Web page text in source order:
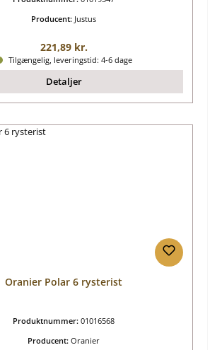
Producent: Justus
Almindelig pris:
221,89 kr.
Tilgængelig, leveringstid: 4-6 dage
Detaljer
Oranier Polar 6 rysterist
Produktnummer: 01016568
Producent: Oranier